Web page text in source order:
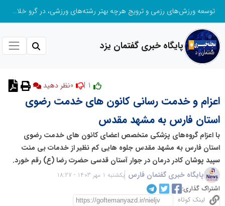
توسعه ورزش‌های رزمی و ترویج هرچه بهتر رشته‌های ورزشی، در گرو خلاقیت و نوآوری است
پایگاه خبری گفتمان یزد
نظر دهید
اعزام و خدمت رسانی کانون های خدمت رضوی
استان فارس به مشهد مقدس
با اعزام گروه‌های پزشکی متخصص اعضای کانون های خدمت رضوی
استان فارس به مشهد مقدس جلوه هایی کم نظیر از خدمات بی منت
سپید پوشان کادر درمان در جوار آستان قدسی حضرت رضا (ع) رقم خورد.
پایگاه خبری گفتمان فارس یکشنبه 1 مهر 1403 - 18:27
اشتراک گذاری:
لینک کوتاه